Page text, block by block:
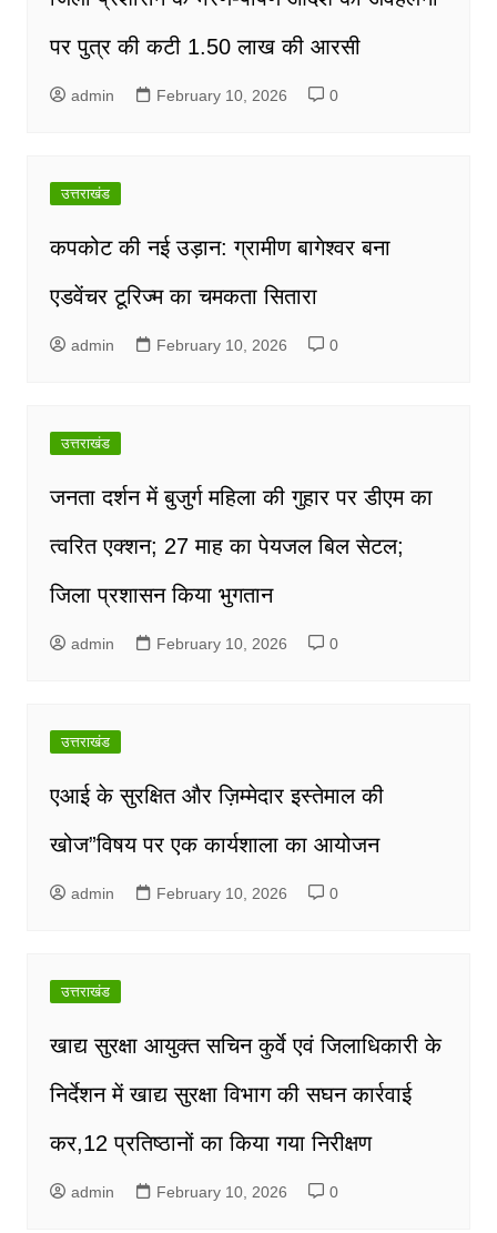
पर पुत्र की कटी 1.50 लाख की आरसी
admin February 10, 2026 0
उत्तराखंड
कपकोट की नई उड़ान: ग्रामीण बागेश्वर बना
एडवेंचर टूरिज्म का चमकता सितारा
admin February 10, 2026 0
उत्तराखंड
जनता दर्शन में बुजुर्ग महिला की गुहार पर डीएम का
त्वरित एक्शन; 27 माह का पेयजल बिल सेटल;
जिला प्रशासन किया भुगतान
admin February 10, 2026 0
उत्तराखंड
एआई के सुरक्षित और ज़िम्मेदार इस्तेमाल की
खोज”विषय पर एक कार्यशाला का आयोजन
admin February 10, 2026 0
उत्तराखंड
खाद्य सुरक्षा आयुक्त सचिन कुर्वे एवं जिलाधिकारी के
निर्देशन में खाद्य सुरक्षा विभाग की सघन कार्रवाई
कर,12 प्रतिष्ठानों का किया गया निरीक्षण
admin February 10, 2026 0